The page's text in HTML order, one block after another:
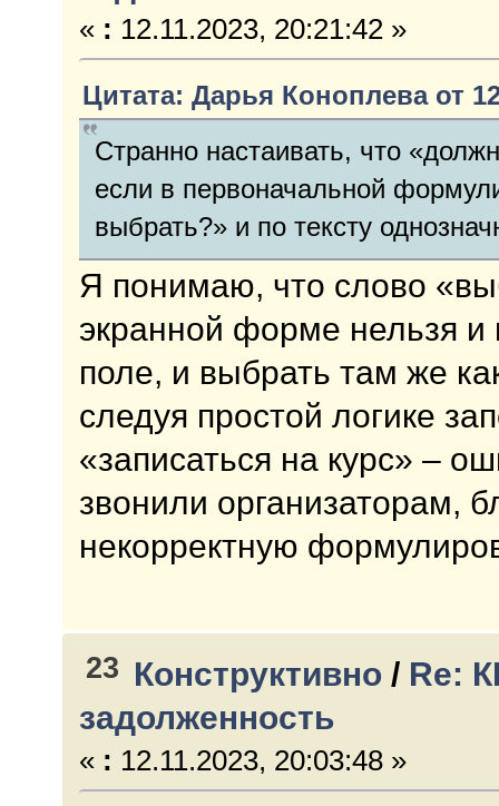
« : 12.11.2023, 20:21:42 »
Цитата: Дарья Коноплева от
Странно настаивать, что
если в первоначальной
выбрать?» и по тексту
Я понимаю, что слово
экранной форме нельзя и
поле, и выбрать там же
следуя простой логике
«записаться на курс» –
звонили организаторам,
некорректную
23 Конструктивно / Re:
задолженность
« : 12.11.2023, 20:03:48 »